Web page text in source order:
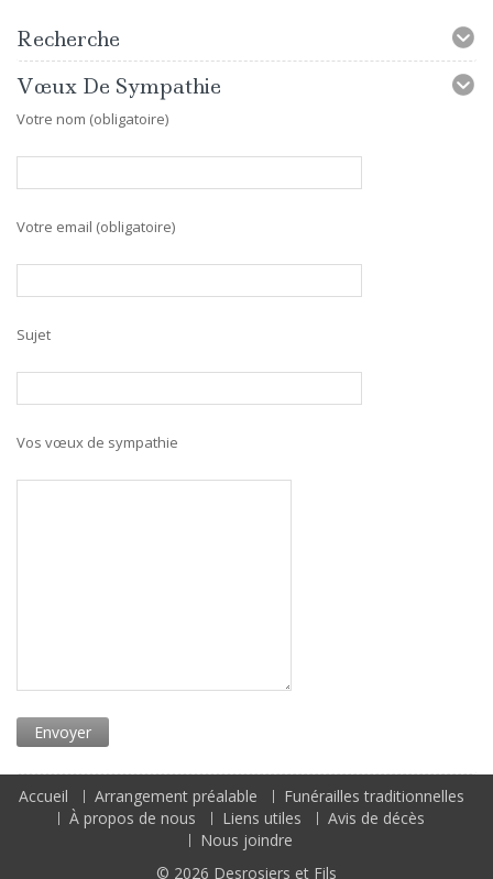
Recherche
Vœux De Sympathie
Votre nom (obligatoire)
Votre email (obligatoire)
Sujet
Vos vœux de sympathie
Accueil Arrangement préalable
Funérailles traditionnelles
À propos de nous
Liens utiles
Avis de décès
Nous joindre
© 2026 Desrosiers et Fils